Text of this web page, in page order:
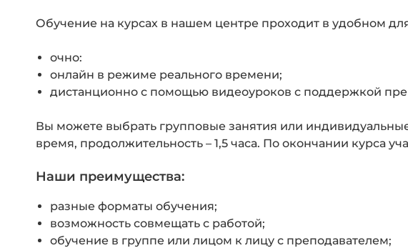
Обучение на курсах в нашем центре проходит в удобном
очно:
онлайн в режиме реального времени;
дистанционно с помощью видеоуроков с поддержкой
Вы можете выбрать групповые занятия или
время, продолжительность – 1,5 часа. По окончании курса
Наши преимущества:
разные форматы обучения;
возможность совмещать с работой;
обучение в группе или лицом к лицу с преподавателем;